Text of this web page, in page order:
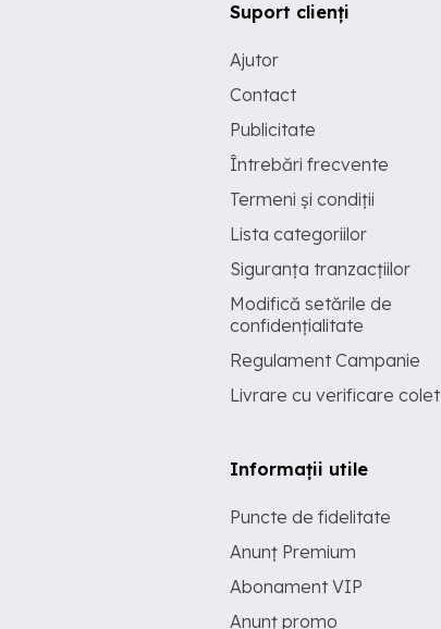
Suport clienți
Ajutor
Contact
Publicitate
Întrebări frecvente
Termeni și condiții
Lista categoriilor
Siguranța tranzacțiilor
Modifică setările de
confidențialitate
Regulament Campanie
Livrare cu verificare colet
Informații utile
Puncte de fidelitate
Anunț Premium
Abonament VIP
Anunț promo